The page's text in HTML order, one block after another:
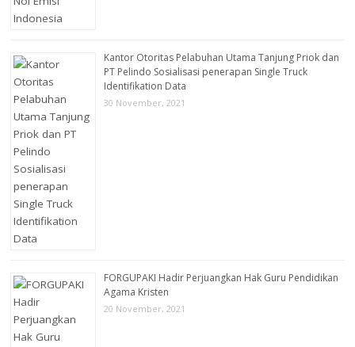
Kantor Otoritas Pelabuhan Utama Tanjung Priok dan
PT Pelindo Sosialisasi penerapan Single Truck
Identifikation Data
30 November, 2021
FORGUPAKI Hadir Perjuangkan Hak Guru Pendidikan
Agama Kristen
20 November, 2021